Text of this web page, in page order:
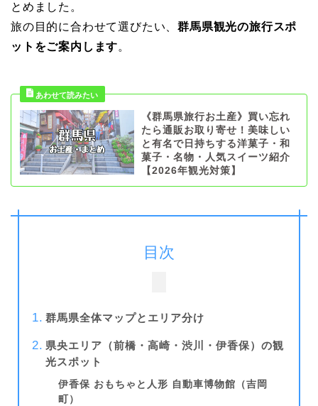
とめました。
旅の目的に合わせて選びたい、群馬県観光の旅行スポ
ットをご案内します。
《群馬県旅行お土産》買い忘れ
たら通販お取り寄せ！美味しい
と有名で日持ちする洋菓子・和
菓子・名物・人気スイーツ紹介
【2026年観光対策】
目次
群馬県全体マップとエリア分け
県央エリア（前橋・高崎・渋川・伊香保）の観
光スポット
伊香保 おもちゃと人形 自動車博物館（吉岡
町）